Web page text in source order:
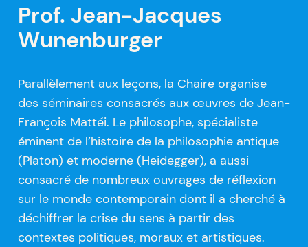
Prof. Jean-Jacques
Wunenburger
Parallèlement aux leçons, la Chaire organise
des séminaires consacrés aux œuvres de Jean-
François Mattéi. Le philosophe, spécialiste
éminent de l’histoire de la philosophie antique
(Platon) et moderne (Heidegger), a aussi
consacré de nombreux ouvrages de réflexion
sur le monde contemporain dont il a cherché à
déchiffrer la crise du sens à partir des
contextes politiques, moraux et artistiques.